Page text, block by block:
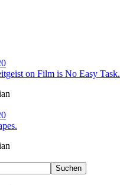
on Film is No Easy Task.
Suchen